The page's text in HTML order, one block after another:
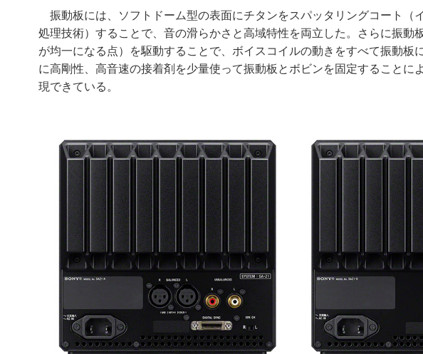
振動板には、ソフトドーム型の表面にチタンをスパッタリングコート（
処理技術）することで、音の滑らかさと高域特性を両立した。さらに振動
が均一になる点）を駆動することで、ボイスコイルの動きをすべて振動板
に高剛性、高音速の接着剤を少量使って振動板とボビンを固定することに
現できている。